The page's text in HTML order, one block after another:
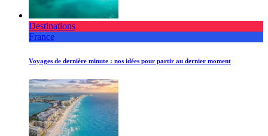
Destinations
France
Voyages de dernière minute : nos idées pour partir au dernier moment